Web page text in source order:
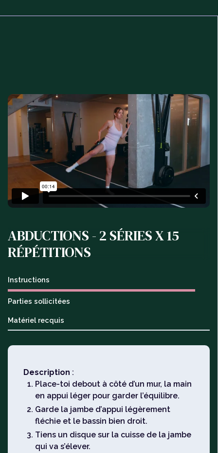
ABDUCTIONS - 2 SÉRIES X 15
RÉPÉTITIONS
Instructions
Parties sollicitées
Matériel recquis
Description :
Place-toi debout à côté d’un mur, la main
en appui léger pour garder l’équilibre.
Garde la jambe d’appui légèrement
fléchie et le bassin bien droit.
Tiens un disque sur la cuisse de la jambe
qui va s’élever.